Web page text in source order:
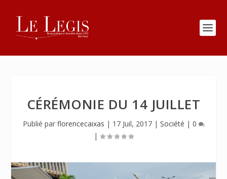
CÉRÉMONIE DU 14 JUILLET
Publié par florencecaixas | 17 Juil, 2017| Société | 0
|